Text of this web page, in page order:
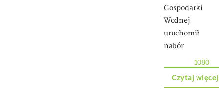
Gospodarki
Wodnej
uruchomił
nabór
1080
Czytaj więcej